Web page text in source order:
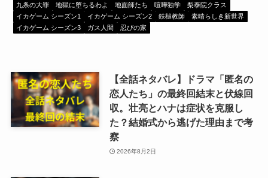
九条の大罪
地獄に堕ちるわよ 地面師たち 喧嘩独学
梨泰院クラス
イカゲーム シーズン1
イカゲーム シーズン2 鉄槌教師
素晴らしき新世界
イカゲーム シーズン3
ガス人間 忍びの家
【全話ネタバレ】ドラマ「匿名の
恋人たち」の最終回結末と伏線回
収。壮亮とハナは症状を克服し
た？結婚式から逃げた理由まで考
察
2026年8月2日